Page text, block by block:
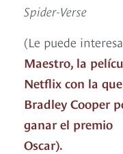
Spider-Verse
(Le puede
Maestro, la
Netflix con la que
Bradley Cooper
ganar el premio
Oscar).